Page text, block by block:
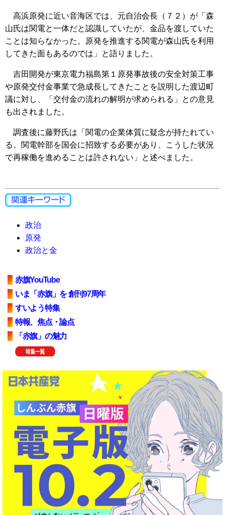
高浜原発に近い音海区では、元自治会長（７２）が「森
山氏は関電と一体だと認識していたが、金品を渡していた
ことは知らなかった。原発を推進する関電が森山氏を利用
してきた面もあるのでは」と語りました。
吉田開発が東京電力福島第１原発事故後の安全対策工事
や原発交付金事業で急成長してきたことを説明した渡辺町
議に対し、「交付金の流れの解明が求められる」との意見
も出されました。
調査後に藤野氏は「関電の企業体質に疑念が持たれてい
る。関電幹部を国会に招致する必要があり、こうした状況
で再稼働を進めることは許されない」と述べました。
政治
原発
政治と金
赤旗YouTube
いま「赤旗」を 創刊97周年
すいよう特集
特報、焦点・論点
「赤旗」の魅力